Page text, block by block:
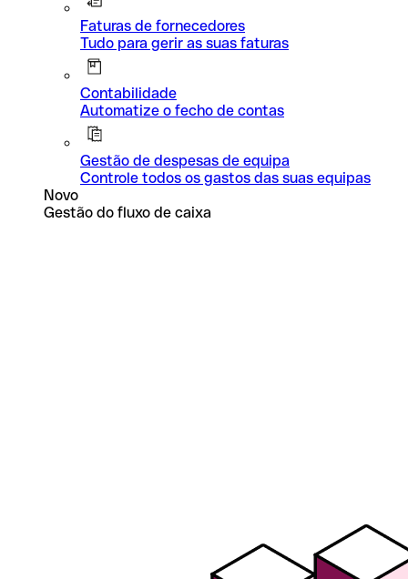
Faturas de fornecedores
Tudo para gerir as suas faturas
Contabilidade
Automatize o fecho de contas
Gestão de despesas de equipa
Controle todos os gastos das suas equipas
Novo
Gestão do fluxo de caixa